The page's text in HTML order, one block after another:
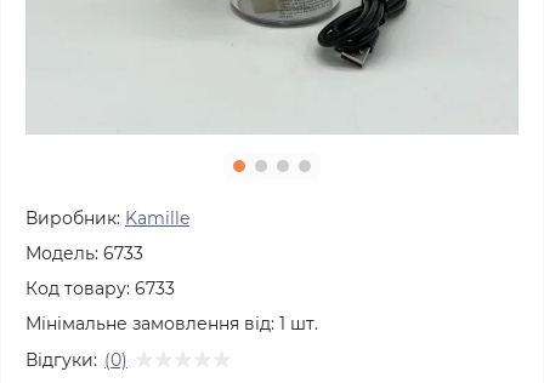
Виробник: Kamille
Модель: 6733
Код товару: 6733
Мінімальне замовлення від: 1 шт.
Відгуки: (0)